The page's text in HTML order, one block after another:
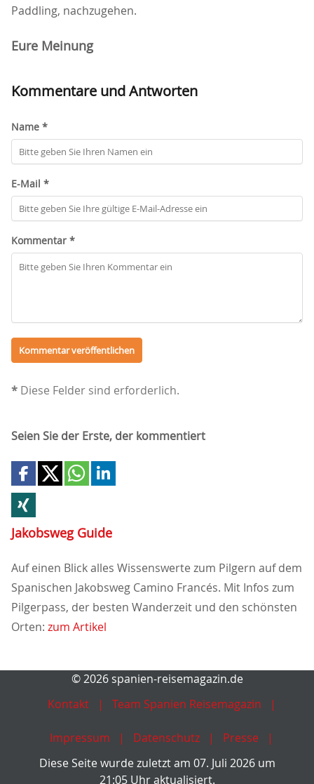
Paddling, nachzugehen.
Eure Meinung
Kommentare und Antworten
Name *
E-Mail *
Kommentar *
* Diese Felder sind erforderlich.
Seien Sie der Erste, der kommentiert
Jakobsweg Guide
Auf einen Blick alles Wissenswerte zum Pilgern auf dem
Spanischen Jakobsweg Camino Francés. Mit Infos zum
Pilgerpass, der besten Wanderzeit und den schönsten
Orten: zum Artikel
© 2026 spanien-reisemagazin.de
Kontakt
Team Spanien Reisemagazin
Impressum Datenschutz
Presse
Diese Seite wurde zuletzt am 07. Juli 2026 um
21:05 Uhr aktualisiert.